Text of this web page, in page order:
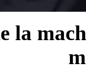
la